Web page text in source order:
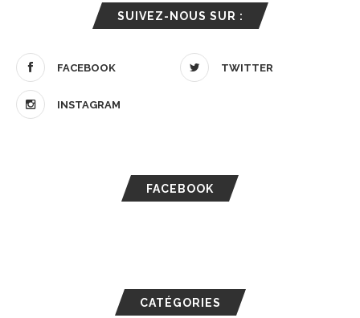
SUIVEZ-NOUS SUR :
FACEBOOK TWITTER
INSTAGRAM
FACEBOOK
CATÉGORIES